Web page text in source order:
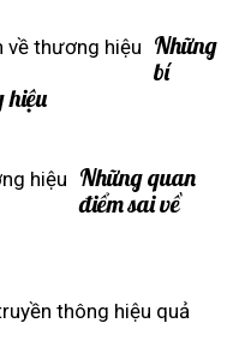
Những
bí
hiệu
Những quan
điểm sai về